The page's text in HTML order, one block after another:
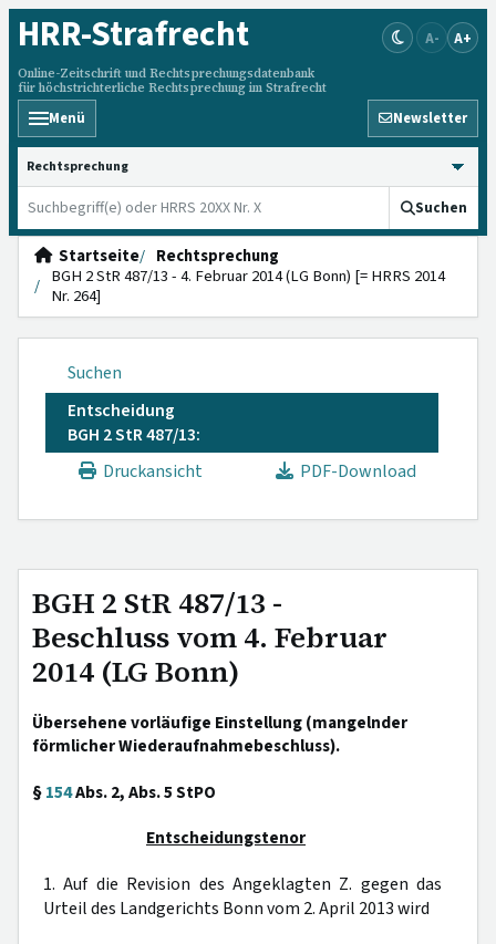
HRR-Strafrecht
Online-Zeitschrift und Rechtsprechungsdatenbank
für höchstrichterliche Rechtsprechung im Strafrecht
A- A+
Menü Newsletter
HRRS durchsuchen
Suchen
Startseite
Rechtsprechung
BGH 2 StR 487/13 - 4. Februar 2014 (LG Bonn) [= HRRS 2014
Nr. 264]
Suchen
Entscheidung
BGH 2 StR 487/13:
Druckansicht
PDF-Download
BGH 2 StR 487/13 -
Beschluss vom 4. Februar
2014 (LG Bonn)
Übersehene vorläufige Einstellung (mangelnder
förmlicher Wiederaufnahmebeschluss).
§154Abs. 2, Abs. 5 StPO
Entscheidungstenor
1. Auf die Revision des Angeklagten Z. gegen das
Urteil des Landgerichts Bonn vom 2. April 2013 wird